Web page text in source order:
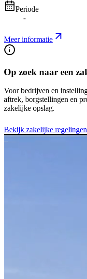
Periode
-
Meer informatie
Op zoek naar een
Voor bedrijven en
aftrek, borgstellingen en
zakelijke opslag.
Bekijk zakelijke regelingen